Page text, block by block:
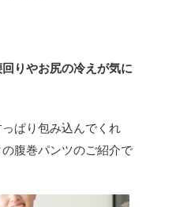
りやお尻の冷えが気に
ぱり包み込んでくれ
腹巻パンツのご紹介で